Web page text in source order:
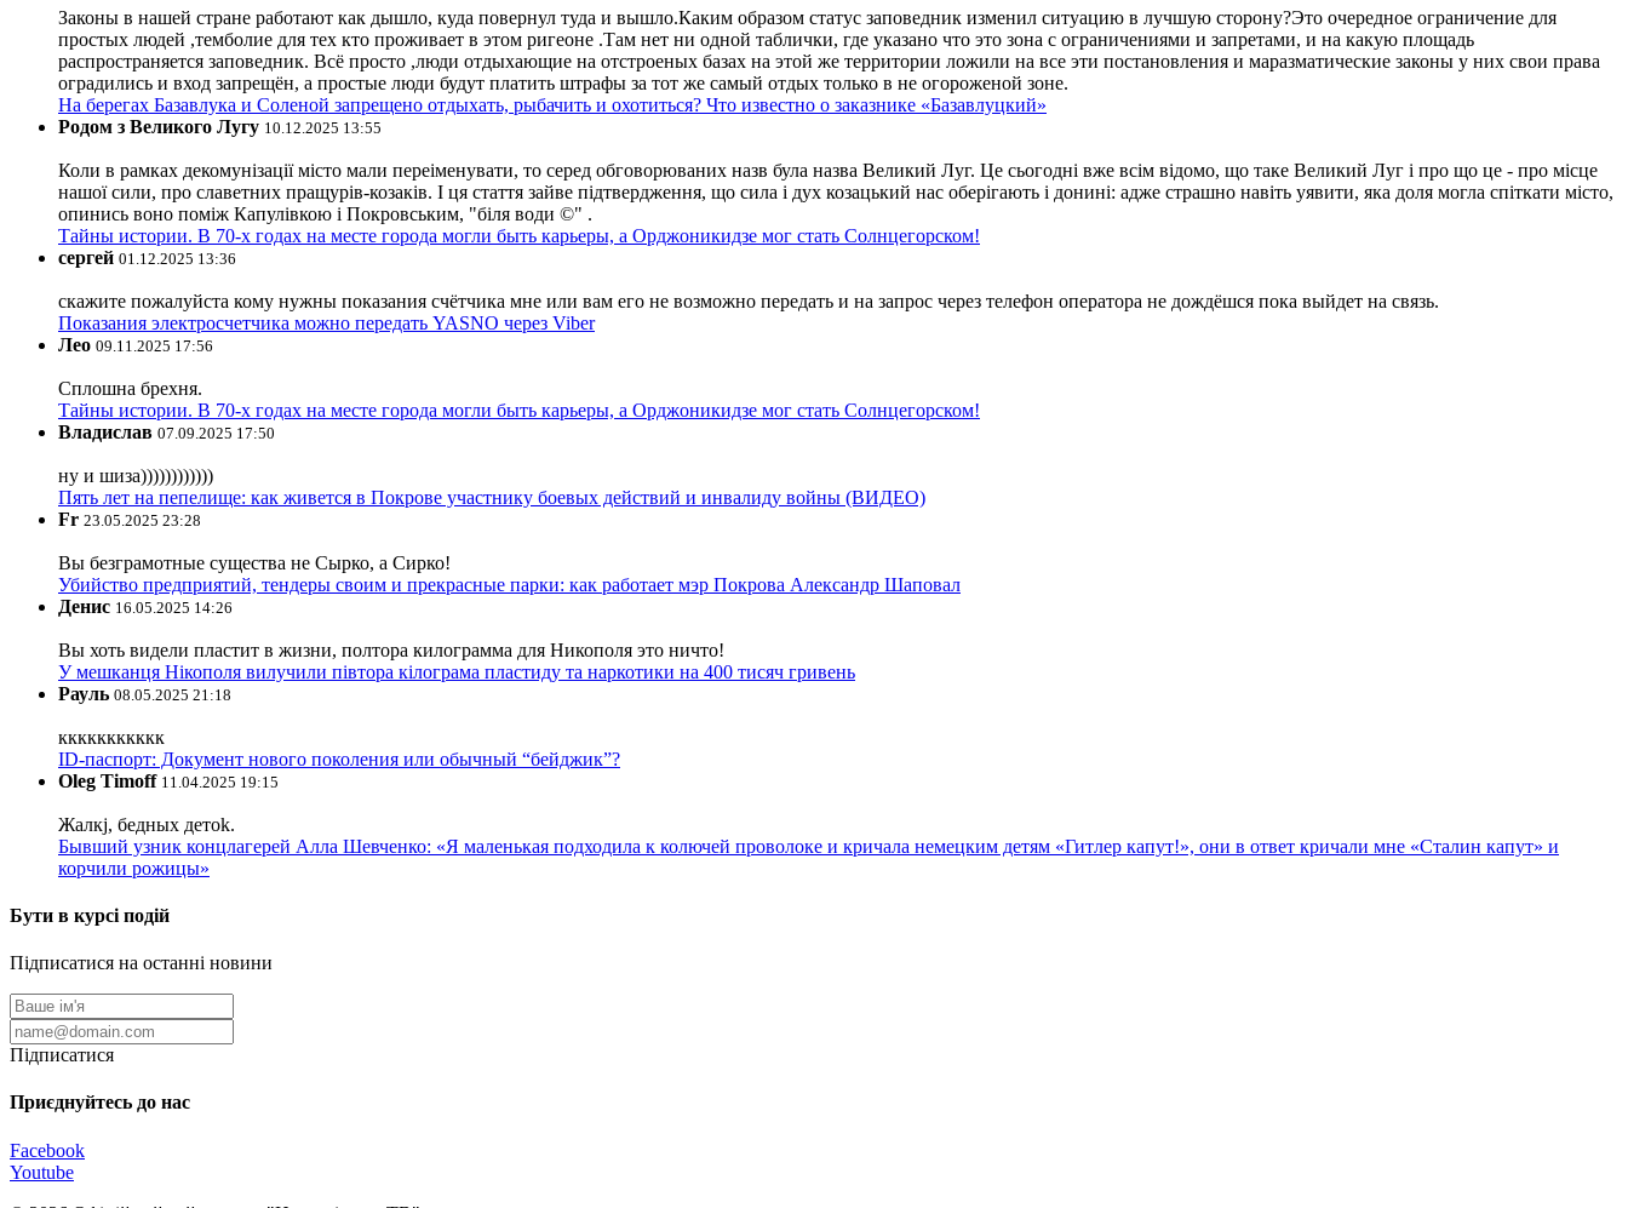
Законы в нашей стране работают как дышло, куда повернул туда и вышло.Каким образом статус заповедник изменил ситуацию в лучшую сторону?Это очередное ограничение для
простых людей ,темболие для тех кто проживает в этом ригеоне .Там нет ни одной таблички, где указано что это зона с ограничениями и запретами, и на какую площадь
распространяется заповедник. Всё просто ,люди отдыхающие на отстроеных базах на этой же территории ложили на все эти постановления и маразматические законы у них свои права
оградились и вход запрещён, а простые люди будут платить штрафы за тот же самый отдых только в не огороженой зоне.
На берегах Базавлука и Соленой запрещено отдыхать, рыбачить и охотиться? Что известно о заказнике «Базавлуцкий»
Родом з Великого Лугу 10.12.2025 13:55
Коли в рамках декомунізації місто мали переіменувати, то серед обговорюваних назв була назва Великий Луг. Це сьогодні вже всім відомо, що таке Великий Луг і про що це - про місце
нашої сили, про славетних пращурів-козаків. І ця стаття зайве підтвердження, що сила і дух козацький нас оберігають і донині: адже страшно навіть уявити, яка доля могла спіткати місто,
опинись воно поміж Капулівкою і Покровським, "біля води ©" .
Тайны истории. В 70-х годах на месте города могли быть карьеры, а Орджоникидзе мог стать Солнцегорском!
сергей 01.12.2025 13:36
скажите пожалуйста кому нужны показания счётчика мне или вам его не возможно передать и на запрос через телефон оператора не дождёшся пока выйдет на связь.
Показания электросчетчика можно передать YASNO через Viber
Лео 09.11.2025 17:56
Сплошна брехня.
Тайны истории. В 70-х годах на месте города могли быть карьеры, а Орджоникидзе мог стать Солнцегорском!
Владислав 07.09.2025 17:50
ну и шиза))))))))))))
Пять лет на пепелище: как живется в Покрове участнику боевых действий и инвалиду войны (ВИДЕО)
Fr 23.05.2025 23:28
Вы безграмотные существа не Сырко, а Сирко!
Убийство предприятий, тендеры своим и прекрасные парки: как работает мэр Покрова Александр Шаповал
Денис 16.05.2025 14:26
Вы хоть видели пластит в жизни, полтора килограмма для Никополя это ничто!
У мешканця Нікополя вилучили півтора кілограма пластиду та наркотики на 400 тисяч гривень
Рауль 08.05.2025 21:18
ккккккккккк
ID-паспорт: Документ нового поколения или обычный “бейджик”?
Oleg Timoff 11.04.2025 19:15
Жалкj, бедных детok.
Бывший узник концлагерей Алла Шевченко: «Я маленькая подходила к колючей проволоке и кричала немецким детям «Гитлер капут!», они в ответ кричали мне «Сталин капут» и
корчили рожицы»
Бути в курсі подій
Підписатися на останні новини
Підписатися
Приєднуйтесь до нас
Facebook
Youtube